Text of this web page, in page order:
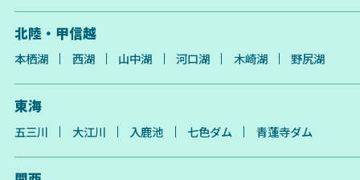
北陸・甲信越
本栖湖 西湖 山中湖 河口湖 木崎湖 野尻湖
東海
五三川 大江川 入鹿池 七色ダム 青蓮寺ダム